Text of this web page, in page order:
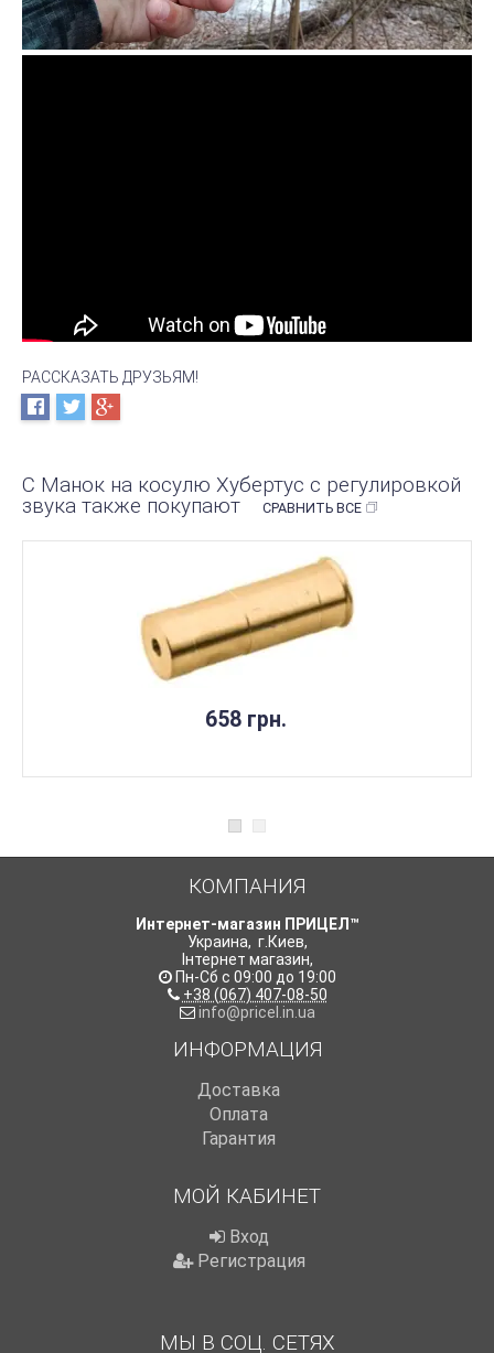
РАССКАЗАТЬ ДРУЗЬЯМ!
С Манок на косулю Хубертус с регулировкой
звука также покупают
СРАВНИТЬ ВСЕ
658 грн.
КОМПАНИЯ
Интернет-магазин ПРИЦЕЛ™
Украина, г.Киев,
Інтернет магазин,
Пн-Сб с 09:00 до 19:00
+38 (067) 407-08-50
info@pricel.in.ua
ИНФОРМАЦИЯ
Доставка
Оплата
Гарантия
МОЙ КАБИНЕТ
Вход
Регистрация
МЫ В СОЦ. СЕТЯХ